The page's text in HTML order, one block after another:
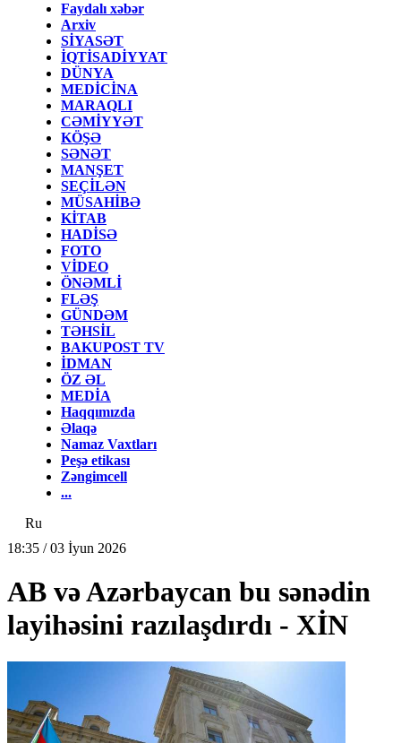
Faydalı xəbər
Arxiv
SİYASƏT
İQTİSADİYYAT
DÜNYA
MEDİCİNA
MARAQLI
CƏMİYYƏT
KÖŞƏ
SƏNƏT
MANŞET
SEÇİLƏN
MÜSAHİBƏ
KİTAB
HADİSƏ
FOTO
VİDEO
ÖNƏMLİ
FLƏŞ
GÜNDƏM
TƏHSİL
BAKUPOST TV
İDMAN
ÖZ ƏL
MEDİA
Haqqımızda
Əlaqə
Namaz Vaxtları
Peşə etikası
Zəngimcell
...
Ru
18:35 / 03 İyun 2026
AB və Azərbaycan bu sənədin
layihəsini razılaşdırdı - XİN